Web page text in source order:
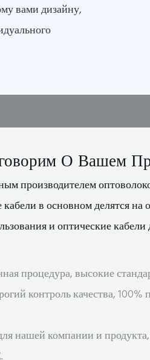
вами дизайну,
О Вашем
производителем
в основном делятся на
и оптические кабели
процедура, высокие
контроль качества, 100%
нашей компании и